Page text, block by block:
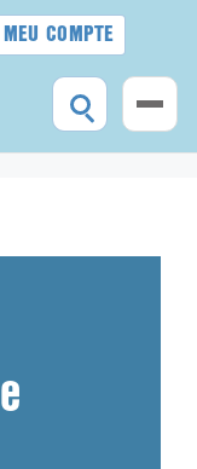
MEU COMPTE